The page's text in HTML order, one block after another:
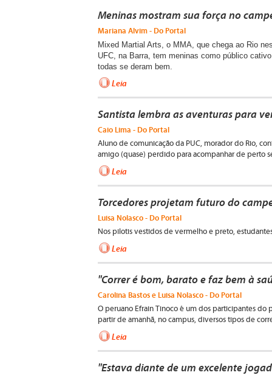
Meninas mostram sua força no
Mariana Alvim - Do Portal
Mixed Martial Arts, o MMA, que chega ao Rio
UFC, na Barra, tem meninas como público
todas se deram bem.
Leia
Santista lembra as aventuras para
Caio Lima - Do Portal
Aluno de comunicação da PUC, morador do Rio,
amigo (quase) perdido para acompanhar de perto
Leia
Torcedores projetam futuro do
Luisa Nolasco - Do Portal
Nos pilotis vestidos de vermelho e preto,
Leia
"Correr é bom, barato e faz bem à
Carolina Bastos e Luisa Nolasco - Do Portal
O peruano Efrain Tinoco é um dos participantes do
partir de amanhã, no campus, diversos tipos de
Leia
"Estava diante de um excelente